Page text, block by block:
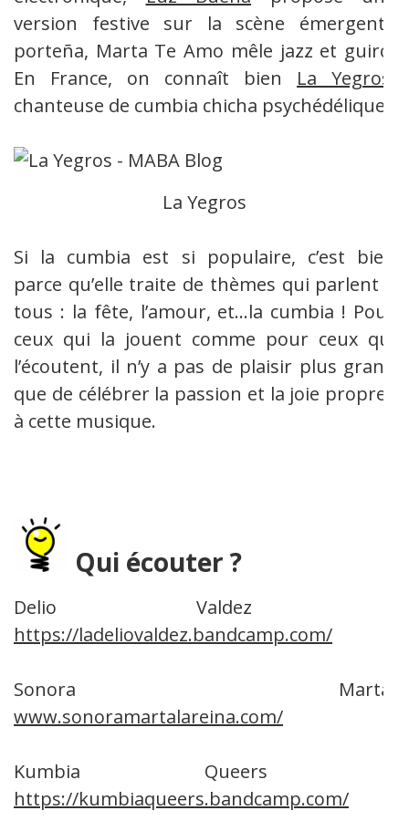
version festive sur la scène émergente
porteña, Marta Te Amo mêle jazz et guiro.
En France, on connaît bien La Yegros
chanteuse de cumbia chicha psychédélique.
La Yegros
Si la cumbia est si populaire, c’est bien
parce qu’elle traite de thèmes qui parlent à
tous : la fête, l’amour, et…la cumbia ! Pour
ceux qui la jouent comme pour ceux qui
l’écoutent, il n’y a pas de plaisir plus grand
que de célébrer la passion et la joie propres
à cette musique.
Qui écouter ?
Delio Valdez :
https://ladeliovaldez.bandcamp.com/
Sonora Marta:
www.sonoramartalareina.com/
Kumbia Queers :
https://kumbiaqueers.bandcamp.com/